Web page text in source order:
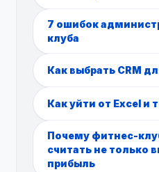
7 ошибок
клуба
Как выбрать CRM
Как уйти от Excel и
Почему фитнес-
считать не только
прибыль